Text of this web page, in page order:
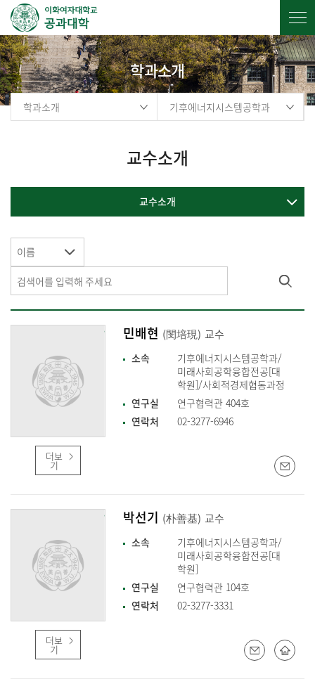
학과소개
학과소개 기후에너지시스템공학과
교수소개
교수소개
이름
더보
기
민배현 (閔培現) 교수
소속
기후에너지시스템공학과/
미래사회공학융합전공[대
학원]/사회적경제협동과정
연구실
연구협력관 404호
연락처
02-3277-6946
더보
기
박선기 (朴善基) 교수
소속
기후에너지시스템공학과/
미래사회공학융합전공[대
학원]
연구실
연구협력관 104호
연락처
02-3277-3331